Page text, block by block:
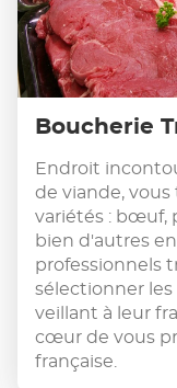
Boucherie
Endroit
de viande,
variétés : bœuf,
bien d'autres
professionnels
sélectionner les
veillant à leur
cœur de vous
française.